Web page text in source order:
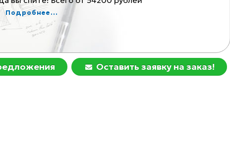
Подробнее...
Оставить заявку на заказ!